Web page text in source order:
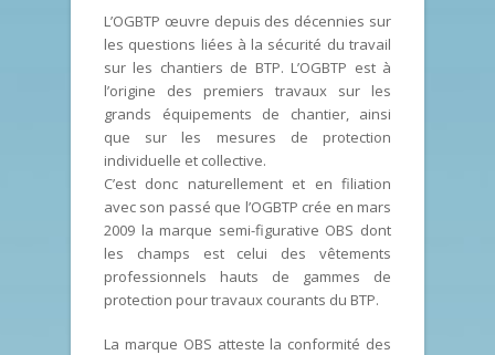
L’OGBTP œuvre depuis des décennies sur
les questions liées à la sécurité du travail
sur les chantiers de BTP. L’OGBTP est à
l’origine des premiers travaux sur les
grands équipements de chantier, ainsi
que sur les mesures de protection
individuelle et collective.
C’est donc naturellement et en filiation
avec son passé que l’OGBTP crée en mars
2009 la marque semi-figurative OBS dont
les champs est celui des vêtements
professionnels hauts de gammes de
protection pour travaux courants du BTP.
La marque OBS atteste la conformité des